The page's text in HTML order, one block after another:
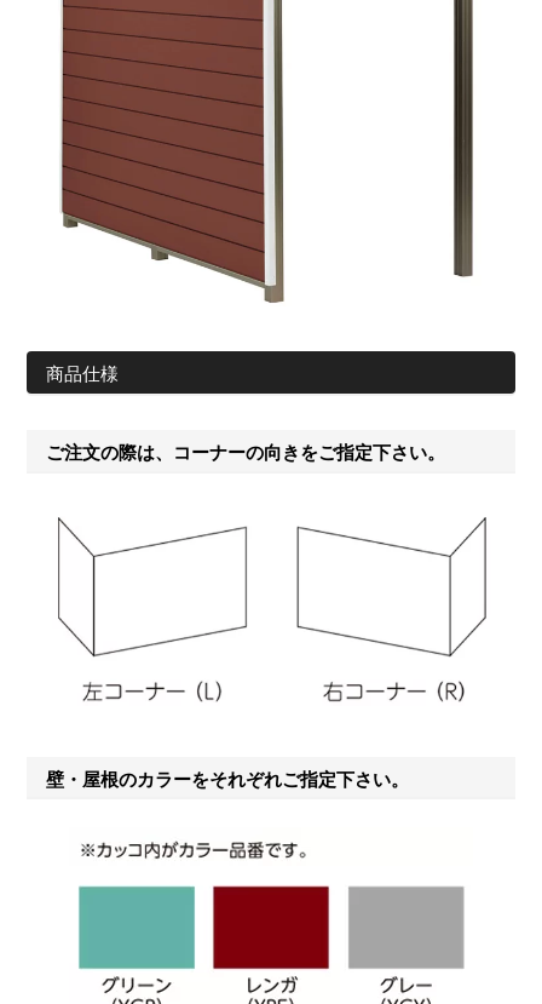
商品仕様
ご注文の際は、コーナーの向きをご指定下さい。
壁・屋根のカラーをそれぞれご指定下さい。